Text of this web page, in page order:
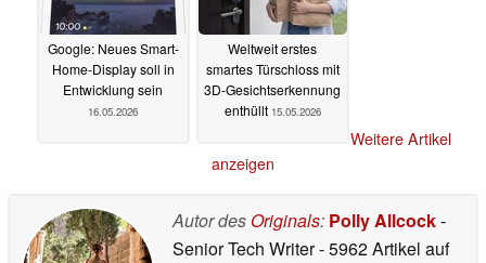
Google: Neues Smart-
Home-Display soll in
Entwicklung sein
16.05.2026
Weltweit erstes
smartes Türschloss mit
3D-Gesichtserkennung
enthüllt 15.05.2026
Weitere Artikel
anzeigen
Autor des Originals: Polly Allcock-
Senior Tech Writer- 5962 Artikel auf